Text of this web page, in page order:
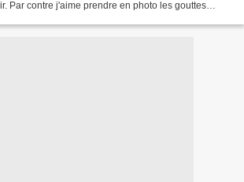
Par contre j'aime prendre en photo les gouttes